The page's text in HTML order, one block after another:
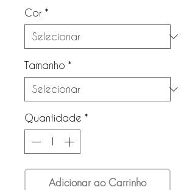
Cor *
Tamanho *
Quantidade *
Adicionar ao Carrinho